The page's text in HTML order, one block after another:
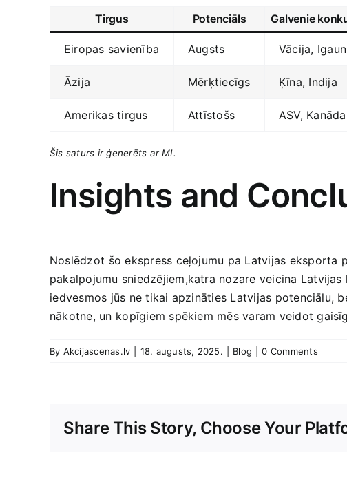
Tirgus Potenciāls Galvenie
Eiropas savienība Augsts Vācija,
Āzija Mērķtiecīgs Ķīna, Indija
Amerikas tirgus Attīstošs ASV, Kanāda
Šis saturs ir ģenerēts ar MI.
Insights and
Noslēdzot ⁤šo ekspress ceļojumu pa Latvijas eksporta
pakalpojumu sniedzējiem,katra nozare ‌veicina
⁢iedvesmos jūs ne tikai apzināties Latvijas potenciālu,
nākotne, un⁢ kopīgiem spēkiem ‍mēs varam veidot​
By Akcijascenas.lv 18. augusts, 2025. Blog 0 Comments
Share This Story, Choose Your
it